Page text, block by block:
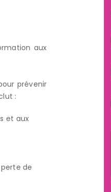
aux
prévenir
:
et aux
de